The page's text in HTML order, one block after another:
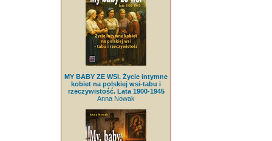
MY BABY ZE WSI. Życie intymne
kobiet na polskiej wsi-tabu i
rzeczywistość. Lata 1900-1945
Anna Nowak